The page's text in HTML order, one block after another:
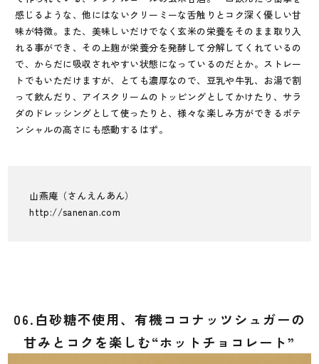
感じるような、他にはないクリーミーな舌触りとコク深く優しい甘
味が特徴。また、美味しいだけでなく玄米の栄養をそのまま取り入
れる事ができ、その上麹が栄養分を発酵して分解してくれているの
で、からだに吸収されやすい状態になっているのだとか。ストレー
トでもいただけますが、とても濃厚なので、豆乳や牛乳、お湯で割
って飲んだり、アイスクリームのトッピングとしてかけたり、サラ
ダのドレッシングとして使ったりと、様々な楽しみ方ができるポテ
ンシャルの高さにも感動するはず。
山燕庵（さんえんあん）
http://sanenan.com
06.白砂糖不使用、有機ココナッツシュガーの
甘みとコクを楽しむ“ホットチョコレート”